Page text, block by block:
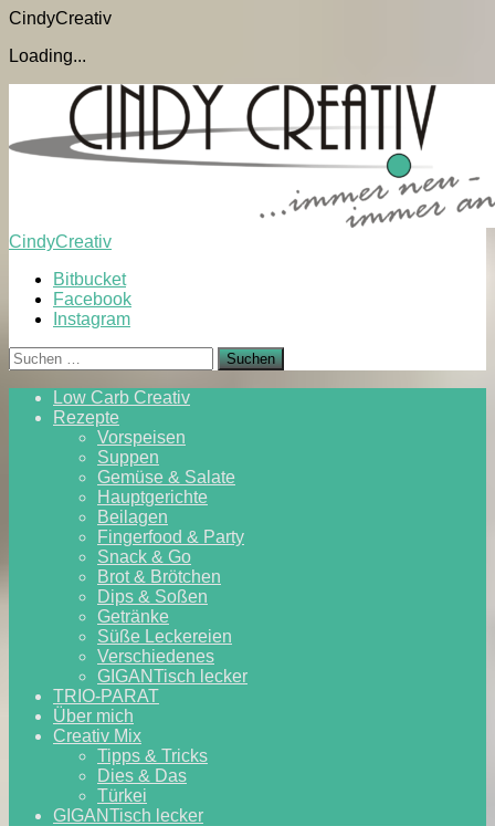
CindyCreativ
Loading...
content
CindyCreativ
Bitbucket
Facebook
Instagram
Suchen
nach:
Low Carb Creativ
Rezepte
Vorspeisen
Suppen
Gemüse & Salate
Hauptgerichte
Beilagen
Fingerfood & Party
Snack & Go
Brot & Brötchen
Dips & Soßen
Getränke
Süße Leckereien
Verschiedenes
GIGANTisch lecker
TRIO-PARAT
Über mich
Creativ Mix
Tipps & Tricks
Dies & Das
Türkei
GIGANTisch lecker